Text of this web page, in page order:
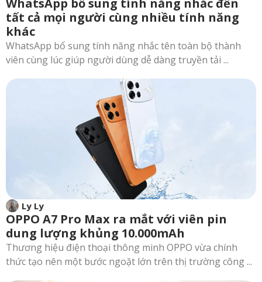
WhatsApp bổ sung tính năng nhắc đến
tất cả mọi người cùng nhiều tính năng
khác
WhatsApp bổ sung tính năng nhắc tên toàn bộ thành
viên cùng lúc giúp người dùng dễ dàng truyền tải ...
Ly Ly
OPPO A7 Pro Max ra mắt với viên pin
dung lượng khủng 10.000mAh
Thương hiệu điện thoại thông minh OPPO vừa chính
thức tạo nên một bước ngoặt lớn trên thị trường công ...